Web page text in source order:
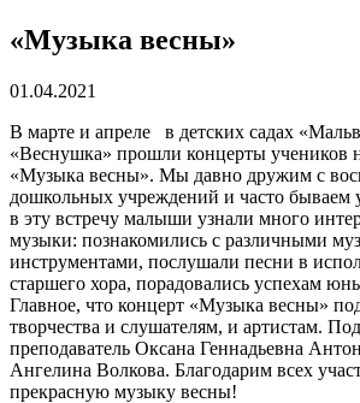
«Музыка весны»
01.04.2021
В марте и апреле в детских садах
«Веснушка» прошли концерты учеников
«Музыка весны». Мы давно дружим с
дошкольных учреждений и часто бываем
в эту встречу малыши узнали много
музыки: познакомились с различными
инструментами, послушали песни в
старшего хора, порадовались успехам
Главное, что концерт «Музыка весны»
творчества и слушателям, и артистам.
преподаватель Оксана Геннадьевна
Ангелина Волкова. Благодарим всех
прекрасную музыку весны!